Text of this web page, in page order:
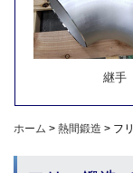
継手
ホーム > 熱間鍛造 > フ